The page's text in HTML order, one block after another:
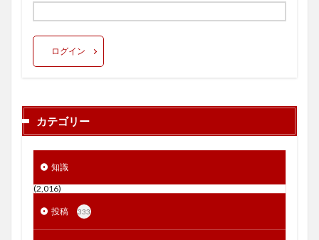
ログイン
カテゴリー
知識
(2,016)
投稿 333